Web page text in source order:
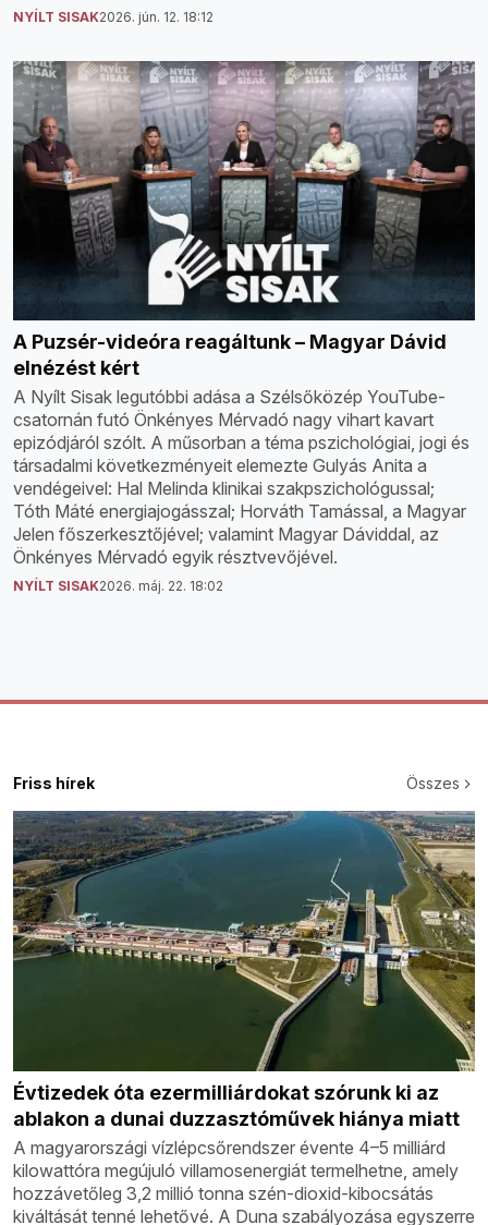
NYÍLT SISAK2026. jún. 12. 18:12
A Puzsér-videóra reagáltunk – Magyar Dávid
elnézést kért
A Nyílt Sisak legutóbbi adása a Szélsőközép YouTube-
csatornán futó Önkényes Mérvadó nagy vihart kavart
epizódjáról szólt. A műsorban a téma pszichológiai, jogi és
társadalmi következményeit elemezte Gulyás Anita a
vendégeivel: Hal Melinda klinikai szakpszichológussal;
Tóth Máté energiajogásszal; Horváth Tamással, a Magyar
Jelen főszerkesztőjével; valamint Magyar Dáviddal, az
Önkényes Mérvadó egyik résztvevőjével.
NYÍLT SISAK2026. máj. 22. 18:02
Friss hírek Összes
Évtizedek óta ezermilliárdokat szórunk ki az
ablakon a dunai duzzasztóművek hiánya miatt
A magyarországi vízlépcsőrendszer évente 4–5 milliárd
kilowattóra megújuló villamosenergiát termelhetne, amely
hozzávetőleg 3,2 millió tonna szén-dioxid-kibocsátás
kiváltását tenné lehetővé. A Duna szabályozása egyszerre